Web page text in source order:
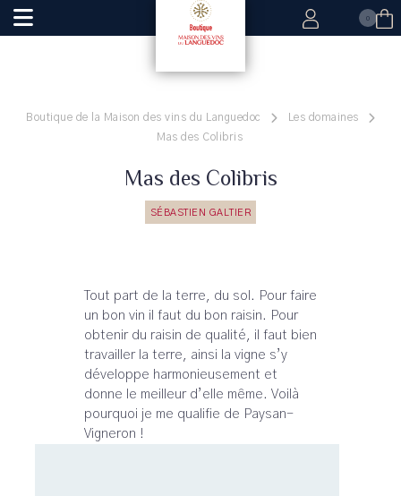
0
Boutique de la Maison des vins du Languedoc
Les domaines
Mas des Colibris
Mas des Colibris
SÉBASTIEN GALTIER
Tout part de la terre, du sol. Pour faire
un bon vin il faut du bon raisin. Pour
obtenir du raisin de qualité, il faut bien
travailler la terre, ainsi la vigne s’y
développe harmonieusement et
donne le meilleur d’elle même. Voilà
pourquoi je me qualifie de Paysan-
Vigneron !